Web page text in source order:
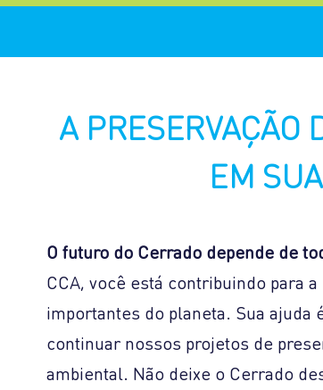
A PRESERVAÇÃO
EM
O futuro do Cerrado depende de
CCA, você está contribuindo para
importantes do planeta. Sua ajuda
continuar nossos projetos de
ambiental. Não deixe o Cerrado